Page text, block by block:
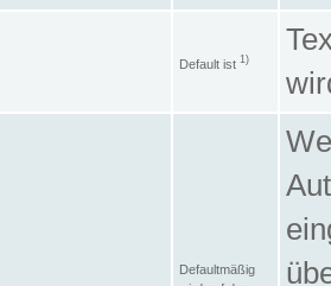
Default ist 1)
Defaultmäßig